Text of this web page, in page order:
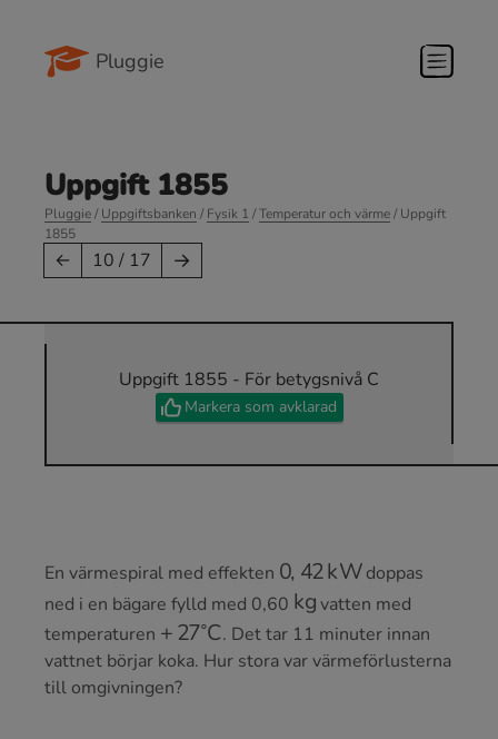
Pluggie
Uppgift 1855
Pluggie/Uppgiftsbanken /Fysik 1 /Temperatur och värme/ Uppgift
1855
← 10 / 17 →
Uppgift 1855 - För betygsnivå C
Markera som avklarad
En värmespiral med effekten
0 42 kW
doppas
ned i en bägare fylld med 0,60
kg
vatten med
temperaturen
+27∘C
. Det tar 11 minuter innan
vattnet börjar koka. Hur stora var värmeförlusterna
till omgivningen?